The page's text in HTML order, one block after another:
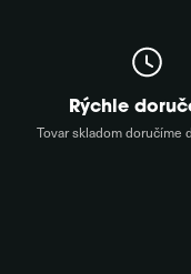
Rýchle
Tovar skladom doručíme